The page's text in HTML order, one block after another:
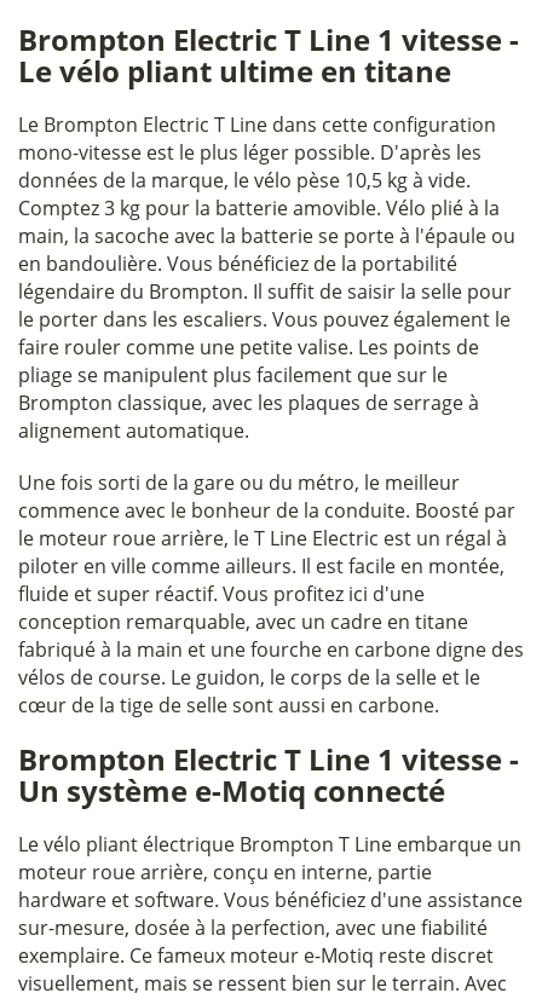
Brompton Electric T Line 1 vitesse -
Le vélo pliant ultime en titane
Le Brompton Electric T Line dans cette configuration
mono-vitesse est le plus léger possible. D'après les
données de la marque, le vélo pèse 10,5 kg à vide.
Comptez 3 kg pour la batterie amovible. Vélo plié à la
main, la sacoche avec la batterie se porte à l'épaule ou
en bandoulière. Vous bénéficiez de la portabilité
légendaire du Brompton. Il suffit de saisir la selle pour
le porter dans les escaliers. Vous pouvez également le
faire rouler comme une petite valise. Les points de
pliage se manipulent plus facilement que sur le
Brompton classique, avec les plaques de serrage à
alignement automatique.
Une fois sorti de la gare ou du métro, le meilleur
commence avec le bonheur de la conduite. Boosté par
le moteur roue arrière, le T Line Electric est un régal à
piloter en ville comme ailleurs. Il est facile en montée,
fluide et super réactif. Vous profitez ici d'une
conception remarquable, avec un cadre en titane
fabriqué à la main et une fourche en carbone digne des
vélos de course. Le guidon, le corps de la selle et le
cœur de la tige de selle sont aussi en carbone.
Brompton Electric T Line 1 vitesse -
Un système e-Motiq connecté
Le vélo pliant électrique Brompton T Line embarque un
moteur roue arrière, conçu en interne, partie
hardware et software. Vous bénéficiez d'une assistance
sur-mesure, dosée à la perfection, avec une fiabilité
exemplaire. Ce fameux moteur e-Motiq reste discret
visuellement, mais se ressent bien sur le terrain. Avec